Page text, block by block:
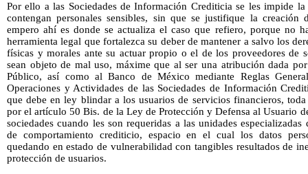
Por ello a las Sociedades de Información Crediticia se les impide
contengan personales sensibles, sin que se justifique la creación
empero ahí es donde se actualiza el caso que refiero, porque no
herramienta legal que fortalezca su deber de mantener a salvo los
físicas y morales ante su actuar propio o el de los proveedores de
sean objeto de mal uso, máxime que al ser una atribución dada
Público, así como al Banco de México mediante Reglas
Operaciones y Actividades de las Sociedades de Información
que debe en ley blindar a los usuarios de servicios financieros,
por el artículo 50 Bis. de la Ley de Protección y Defensa al Usuario
sociedades cuando les son requeridas a las unidades
de comportamiento crediticio, espacio en el cual los datos
quedando en estado de vulnerabilidad con tangibles resultados de
protección de usuarios.